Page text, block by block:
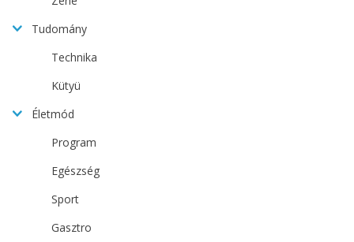
Tudomány
Technika
Kütyü
Életmód
Program
Egészség
Sport
Gasztro